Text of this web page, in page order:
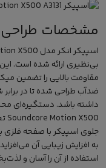
مشخصات طراحی
اسپیکر انکر مدل Soundcore Motion X500
بی‌نظیری ارائه شده است.
مقاومت بالایی را تضمین
ضدآب طراحی شده تا در
داشته باشد. دستگیره‌ای
Soundcore Motion X500
جلوی اسپیکر با صفحه فلزی
به افزایش زیبایی آن
استفاده از آن را آسان و